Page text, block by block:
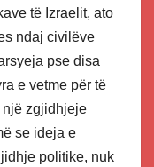
të Izraelit, ato
ndaj civilëve
pse disa
e vetme për të
një zgjidhjeje
se ideja e
politike, nuk